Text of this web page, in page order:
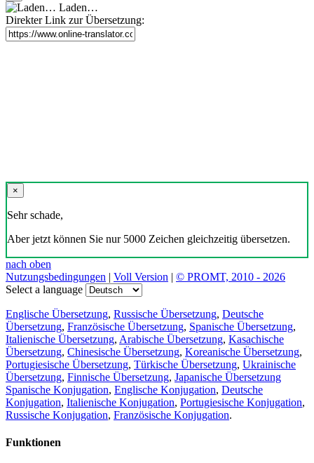
Laden…
Direkter Link zur Übersetzung:
×
Sehr schade,
Aber jetzt können Sie nur 5000 Zeichen gleichzeitig übersetzen.
nach oben
Nutzungsbedingungen | Voll Version | © PROMT, 2010 - 2026
Select a language
Englische Übersetzung, Russische Übersetzung, Deutsche
Übersetzung, Französische Übersetzung, Spanische Übersetzung,
Italienische Übersetzung, Arabische Übersetzung, Kasachische
Übersetzung, Chinesische Übersetzung, Koreanische Übersetzung,
Portugiesische Übersetzung, Türkische Übersetzung, Ukrainische
Übersetzung, Finnische Übersetzung, Japanische Übersetzung
Spanische Konjugation, Englische Konjugation, Deutsche
Konjugation, Italienische Konjugation, Portugiesische Konjugation,
Russische Konjugation, Französische Konjugation.
Funktionen